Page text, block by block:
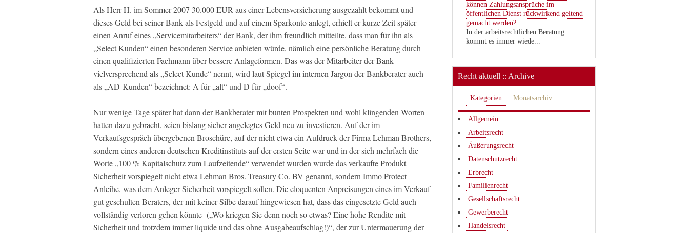
Als Herr H. im Sommer 2007 30.000 EUR aus einer Lebensversicherung ausgezahlt bekommt und
dieses Geld bei seiner Bank als Festgeld und auf einem Sparkonto anlegt, erhielt er kurze Zeit später
einen Anruf eines „Servicemitarbeiters“ der Bank, der ihm freundlich mitteilte, dass man für ihn als
„Select Kunden“ einen besonderen Service anbieten würde, nämlich eine persönliche Beratung durch
einen qualifizierten Fachmann über bessere Anlageformen. Das was der Mitarbeiter der Bank
vielversprechend als „Select Kunde“ nennt, wird laut Spiegel im internen Jargon der Bankberater auch
als „AD-Kunden“ bezeichnet: A für „alt“ und D für „doof“.
Nur wenige Tage später hat dann der Bankberater mit bunten Prospekten und wohl klingenden Worten
hatten dazu gebracht, seien bislang sicher angelegtes Geld neu zu investieren. Auf der im
Verkaufsgespräch übergebenen Broschüre, auf der nicht etwa ein Aufdruck der Firma Lehman Brothers,
sondern eines anderen deutschen Kreditinstituts auf der ersten Seite war und in der sich mehrfach die
Worte „100 % Kapitalschutz zum Laufzeitende“ verwendet wurden wurde das verkaufte Produkt
Sicherheit vorspiegelt nicht etwa Lehman Bros. Treasury Co. BV genannt, sondern Immo Protect
Anleihe, was dem Anleger Sicherheit vorspiegelt sollen. Die eloquenten Anpreisungen eines im Verkauf
gut geschulten Beraters, der mit keiner Silbe darauf hingewiesen hat, dass das eingesetzte Geld auch
vollständig verloren gehen könnte („Wo kriegen Sie denn noch so etwas? Eine hohe Rendite mit
Sicherheit und trotzdem immer liquide und das ohne Ausgabeaufschlag!)“, der zur Untermauerung der
können Zahlungsansprüche im
öffentlichen Dienst rückwirkend geltend
gemacht werden?
In der arbeitsrechtlichen Beratung
kommt es immer wiede...
Recht aktuell :: Archive
Kategorien Monatsarchiv
Allgemein
Arbeitsrecht
Äußerungsrecht
Datenschutzrecht
Erbrecht
Familienrecht
Gesellschaftsrecht
Gewerberecht
Handelsrecht